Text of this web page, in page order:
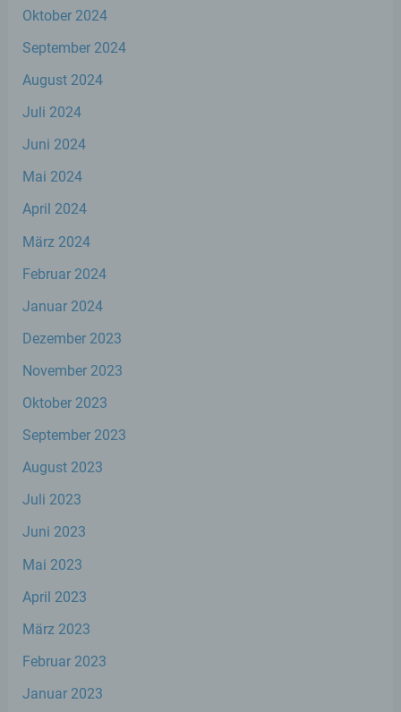
Oktober 2024
September 2024
August 2024
Juli 2024
Juni 2024
Mai 2024
April 2024
März 2024
Februar 2024
Januar 2024
Dezember 2023
November 2023
Oktober 2023
September 2023
August 2023
Juli 2023
Juni 2023
Mai 2023
April 2023
März 2023
Februar 2023
Januar 2023
Profiling ist jede Art der automatisierten
die darin besteht, dass diese
werden, um bestimmte persönliche
Aspekte bezüglich Arbeitsleistung,
wirtschaftlicher Lage, Gesundheit,
oder Ortswechsel dieser natürlichen Person
f) Pseudonymisierung
personenbezogener Daten in einer Weise,
ohne Hinzuziehung zusätzlicher
betroffenen Person zugeordnet werden
Informationen gesondert aufbewahrt
werden und technischen und
organisatorischen Maßnahmen unterliegen,
identifizierten oder identifizierbaren
g) Verantwortlicher oder für die
Verarbeitung Verantwortlicher
Verantwortlicher oder für die Verarbeitung
juristische Person, Behörde, Einrichtung